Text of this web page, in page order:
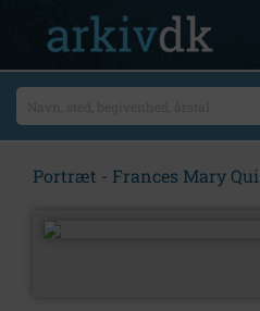
Portræt - Frances Mary